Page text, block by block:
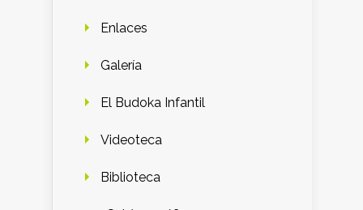
Enlaces
Galería
El Budoka Infantil
Videoteca
Biblioteca